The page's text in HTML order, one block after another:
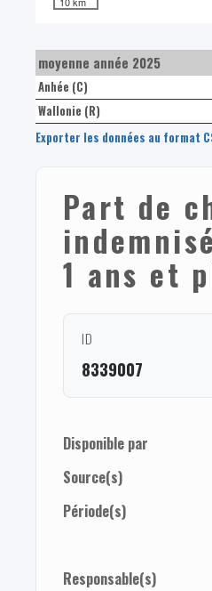
moyenne année 2025
Anhée (C)
Wallonie (R)
Exporter les données au format
Part de
1 ans et
ID
8339007
Disponible par
Source(s)
Période(s)
Responsable(s)